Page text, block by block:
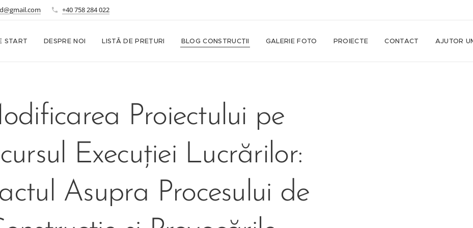
+40 758 284 022
START DESPRE NOI LISTĂ DE PREȚURI BLOG CONSTRUCȚII GALERIE FOTO PROIECTE CONTACT AJUTOR
Proiectului pe
Execuției Lucrărilor:
Asupra Procesului de